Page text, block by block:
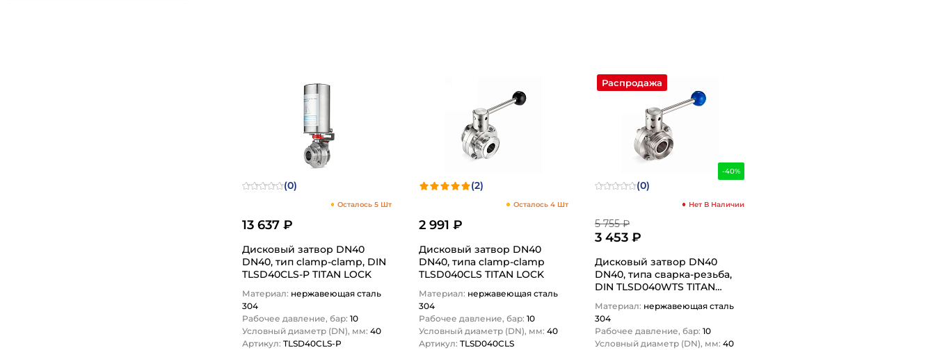
(0)
13 637 ₽
Осталось 5 Шт
Дисковый затвор DN40
DN40, тип clamp-clamp, DIN
TLSD40CLS-P TITAN LOCK
Материал: нержавеющая сталь
304
Рабочее давление, бар: 10
Условный диаметр (DN), мм: 40
Артикул: TLSD40CLS-P
(2)
2 991 ₽
Осталось 4 Шт
Дисковый затвор DN40
DN40, типа clamp-clamp
TLSD040CLS TITAN LOCK
Материал: нержавеющая сталь
304
Рабочее давление, бар: 10
Условный диаметр (DN), мм: 40
Артикул: TLSD040CLS
-40%
Распродажа
(0)
5 755 ₽
3 453 ₽
Нет В Наличии
Дисковый затвор DN40
DN40, типа сварка-резьба,
DIN TLSD040WTS TITAN
Материал: нержавеющая сталь
304
Рабочее давление, бар: 10
Условный диаметр (DN), мм: 40